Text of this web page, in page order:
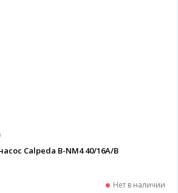
Calpeda B-NM4 40/16A/B
Нет в наличии